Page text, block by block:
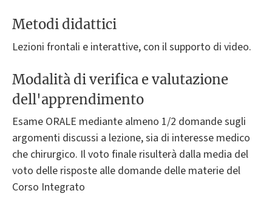
Metodi didattici
Lezioni frontali e interattive, con il supporto di video.
Modalità di verifica e valutazione
dell'apprendimento
Esame ORALE mediante almeno 1/2 domande sugli
argomenti discussi a lezione, sia di interesse medico
che chirurgico. Il voto finale risulterà dalla media del
voto delle risposte alle domande delle materie del
Corso Integrato